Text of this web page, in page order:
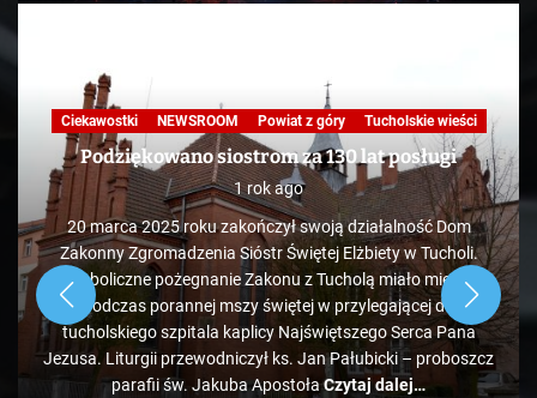
Ciekawostki NEWSROOM Powiat z góry Tucholskie wieści
Podziękowano siostrom za 130 lat posługi
1 rok ago
20 marca 2025 roku zakończył swoją działalność Dom
Zakonny Zgromadzenia Sióstr Świętej Elżbiety w Tucholi.
Symboliczne pożegnanie Zakonu z Tucholą miało miejsce
podczas porannej mszy świętej w przylegającej do
tucholskiego szpitala kaplicy Najświętszego Serca Pana
Jezusa. Liturgii przewodniczył ks. Jan Pałubicki – proboszcz
parafii św. Jakuba ApostołaCzytaj dalej…